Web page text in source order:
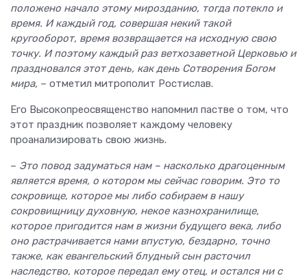
положено начало этому мирозданию, тогда потекло и
время. И каждый год, совершая некий такой
кругооборот, время возвращается на исходную свою
точку. И поэтому каждый раз ветхозаветной Церковью и
праздновался этот день, как день Сотворения Богом
мира, – отметил митрополит Ростислав.
Его Высокопреосвященство напомнил пастве о том, что
этот праздник позволяет каждому человеку
проанализировать свою жизнь.
– Это повод задуматься нам – насколько драгоценным
является время, о котором мы сейчас говорим. Это то
сокровище, которое мы либо собираем в нашу
сокровищницу духовную, некое казнохранилище,
которое пригодится нам в жизни будущего века, либо
оно растрачивается нами впустую, бездарно, точно
также, как евангельский блудный сын расточил
наследство, которое передал ему отец, и остался ни с